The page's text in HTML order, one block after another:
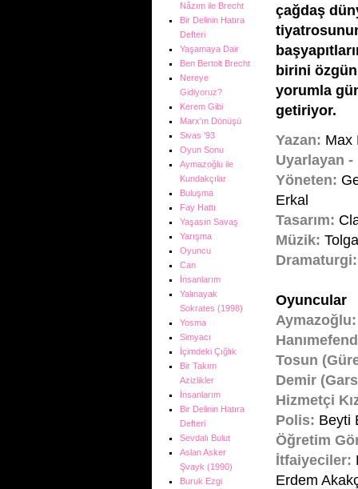
Nâzım ile Brecht
Bir Delinin Hatıra
Defteri
Yaşamaya Dair
Ben Bertolt Brecht
Nereye
Gidiyoruz?
Kerem Gibi
Marx'ın Dönüşü
Sivas '93
Oyun Sonu
Aymazoğlu ile
Kundakçılar
Buluşma
Fay Hattı
Yaşasın Savaş
Yarışma
Oyuncu
Can
İnsanlarım
Yalınayak
Sokrates (1998)
Yosma
Simyacı
İçimdeki Çığlık
Bir Takım
Azizlikler
İnsanlarım
Bir Delinin Hatıra
Defteri
Sevdalı Bulut
Aslan Asker
Şvayk (1990)
Buruk Ezgi
çağdaş
birini
yorumla
getiriyor.
Yazan: Max
Uyarlayan -
Yöneten:
Erkal
Tasarım:
Müzik:
Dramaturgi:
Oyuncular
Aymazoğlu:
Tosun
Demir
Hizmetçi
Polis: Beyti
Öğretim
İtfaiyeciler:
Erdem